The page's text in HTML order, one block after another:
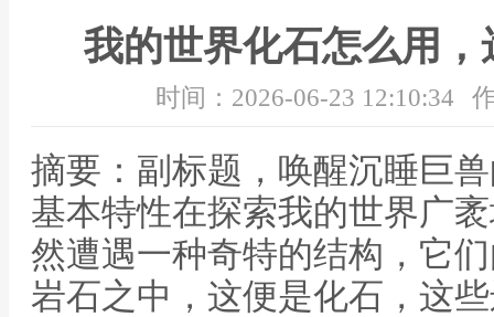
我的世界化石怎么用
时间：2026-06-23 12:10:34
摘要：副标题，唤醒沉睡巨
基本特性在探索我的世界广
然遭遇一种奇特的结构，它
岩石之中，这便是化石，这